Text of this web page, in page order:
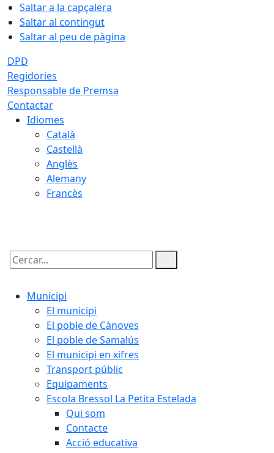
Saltar a la capçalera
Saltar al contingut
Saltar al peu de pàgina
DPD
Regidories
Responsable de Premsa
Contactar
Idiomes
Català
Castellà
Anglès
Alemany
Francès
Cercar:
Municipi
El municipi
El poble de Cànoves
El poble de Samalús
El municipi en xifres
Transport públic
Equipaments
Escola Bressol La Petita Estelada
Qui som
Contacte
Acció educativa